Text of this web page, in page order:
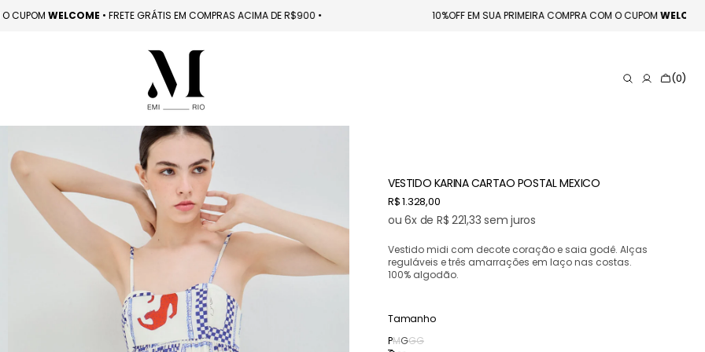
O CUPOMWELCOME 󠁯•󠁏󠁏 FRETE GRÁTIS EM COMPRAS ACIMA DE R$900 10%OFF EM SUA PRIMEIRA COMPRA COM O CUPOM
Carrinho
(0)
VESTIDO KARINA CARTAO POSTAL MEXICO
Preço
normal
R$ 1.328,00
ou 6x de R$ 221,33 sem juros
Vestido midi com decote coração e saia godê. Alças
reguláveis e três amarrações em laço nas costas.
100% algodão.
Tamanho
PVariante
MVariante
GVariante
GGVariante